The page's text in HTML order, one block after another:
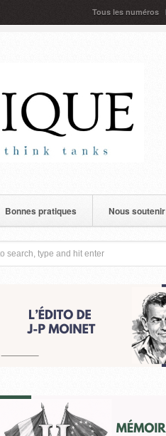
Tous les numéros
Bonnes pratiques Nous soutenir